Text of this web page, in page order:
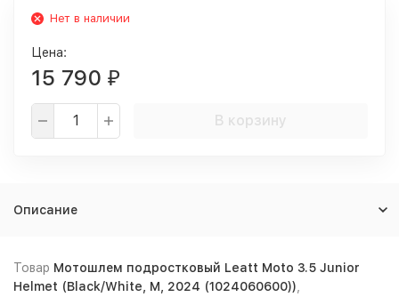
Нет в наличии
Цена:
15 790 ₽
В корзину
Описание
Товар Мотошлем подростковый Leatt Moto 3.5 Junior
Helmet (Black/White, M, 2024 (1024060600))